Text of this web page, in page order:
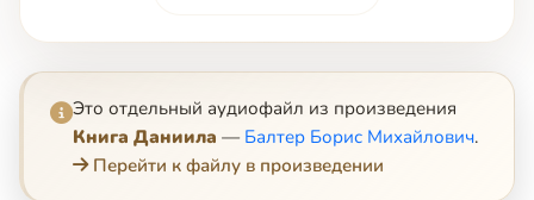
Это отдельный аудиофайл из произведения
Книга Даниила — Балтер Борис Михайлович.
Перейти к файлу в произведении